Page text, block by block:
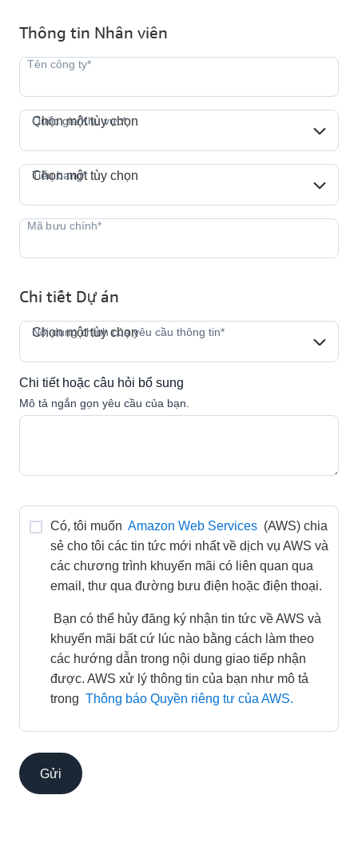
Thông tin Nhân viên
Quốc gia/Khu vực*
Chọn một tùy chọn
Tiểu bang*
Chọn một tùy chọn
Chi tiết Dự án
Nội dung chính của yêu cầu thông tin*Nội dung chính của yêu cầu
Chọn một tùy chọn
Chi tiết hoặc câu hỏi bổ sung
Mô tả ngắn gọn yêu cầu của bạn.
Có, tôi muốn Amazon Web Services (AWS) chia
sẻ cho tôi các tin tức mới nhất về dịch vụ AWS và
các chương trình khuyến mãi có liên quan qua
email, thư qua đường bưu điện hoặc điện thoại.
khuyến mãi bất cứ lúc nào bằng cách làm theo
các hướng dẫn trong nội dung giao tiếp nhận
được. AWS xử lý thông tin của bạn như mô tả
trong Thông báo Quyền riêng tư của AWS.
Gửi